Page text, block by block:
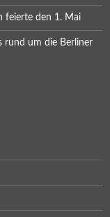
feierte den 1. Mai
rund um die Berliner